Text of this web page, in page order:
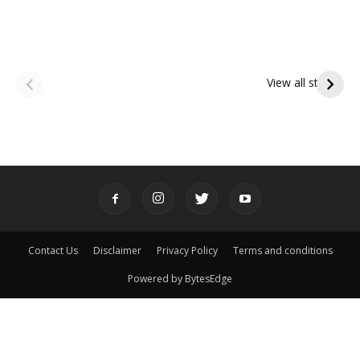
View all stories
పితృదేవతల ఆశీర్వాదం
ఇంద్రకీలాద్రి గిరి ప్రదక్షిణ
Contact Us Disclaimer Privacy Policy Terms and conditions
Powered by BytesEdge